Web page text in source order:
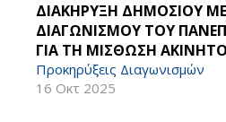
ΔΙΑΚΗΡΥΞΗ ΔΗΜΟΣΙΟΥ
ΔΙΑΓΩΝΙΣΜΟΥ ΤΟΥ
ΓΙΑ ΤΗ ΜΙΣΘΩΣΗ
Προκηρύξεις Διαγωνισμών
16 Οκτ 2025